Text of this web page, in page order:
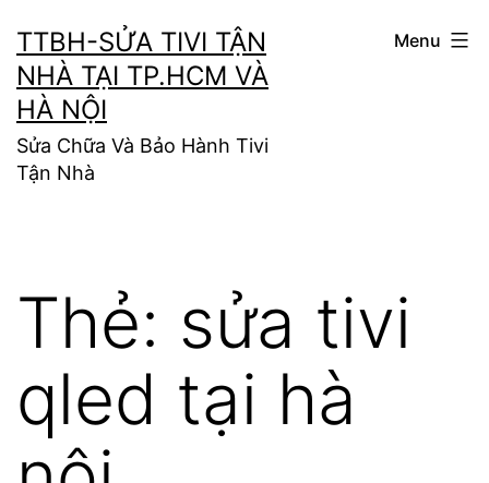
to
content
TTBH-SỬA TIVI TẬN
NHÀ TẠI TP.HCM VÀ
HÀ NỘI
Sửa Chữa Và Bảo Hành Tivi
Tận Nhà
Menu
Thẻ: sửa tivi
qled tại hà